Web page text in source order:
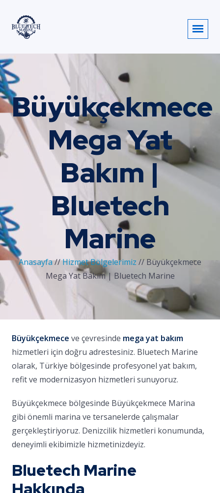
Büyükçekmece
Mega Yat
Bakım |
Bluetech
Marine
Anasayfa//Hizmet Bölgelerimiz // Büyükçekmece
Mega Yat Bakım | Bluetech Marine
Büyükçekmece ve çevresinde mega yat bakım
hizmetleri için doğru adrestesiniz. Bluetech Marine
olarak, Türkiye bölgesinde profesyonel yat bakım,
refit ve modernizasyon hizmetleri sunuyoruz.
Büyükçekmece bölgesinde Büyükçekmece Marina
gibi önemli marina ve tersanelerde çalışmalar
gerçekleştiriyoruz. Denizcilik hizmetleri konumunda,
deneyimli ekibimizle hizmetinizdeyiz.
Bluetech Marine